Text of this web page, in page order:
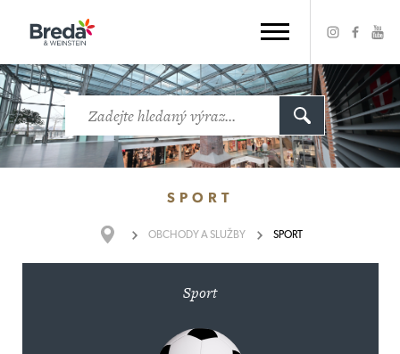
SPORT
OBCHODYA SLUŽBY SPORT
Sport